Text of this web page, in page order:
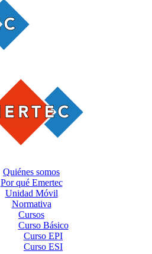
Quiénes somos
Por qué Emertec
Unidad Móvil
Normativa
Cursos
Curso Básico
Curso EPI
Curso ESI